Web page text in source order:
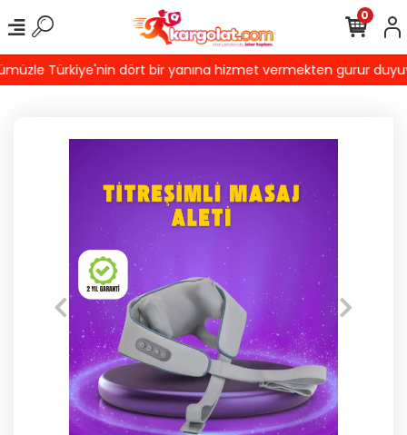
Türkiye'nin dört bir yanına hizmet vermekten gurur
0